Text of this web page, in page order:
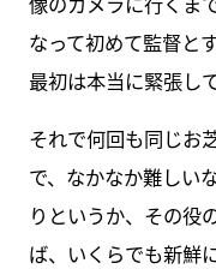
なって初めて監督と
最初は本当に緊張し
それで何回も同じお
で、なかなか難しい
りというか、その役
ば、いくらでも新鮮